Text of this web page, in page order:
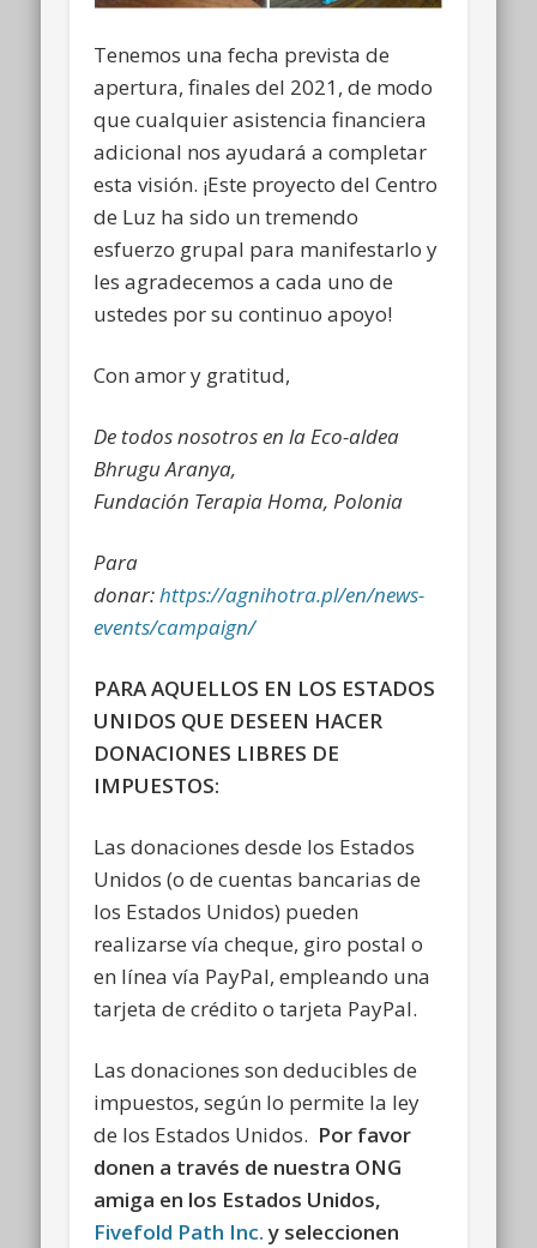
Tenemos una fecha prevista de
apertura, finales del 2021, de modo
que cualquier asistencia financiera
adicional nos ayudará a completar
esta visión. ¡Este proyecto del Centro
de Luz ha sido un tremendo
esfuerzo grupal para manifestarlo y
les agradecemos a cada uno de
ustedes por su continuo apoyo!
Con amor y gratitud,
De todos nosotros en la Eco-aldea
Bhrugu Aranya,
Fundación Terapia Homa, Polonia
Para
donar:https://agnihotra.pl/en/news-
events/campaign/
PARA AQUELLOS EN LOS ESTADOS
UNIDOS QUE DESEEN HACER
DONACIONES LIBRES DE
IMPUESTOS:
Las donaciones desde los Estados
Unidos (o de cuentas bancarias de
los Estados Unidos) pueden
realizarse vía cheque, giro postal o
en línea vía PayPal, empleando una
tarjeta de crédito o tarjeta PayPal.
Las donaciones son deducibles de
impuestos, según lo permite la ley
de los Estados Unidos. Por favor
donen a través de nuestra ONG
amiga en los Estados Unidos,
Fivefold Path Inc.y seleccionen